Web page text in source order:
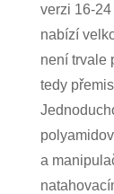
verzi 16-
nabízí
není trvale
tedy
a